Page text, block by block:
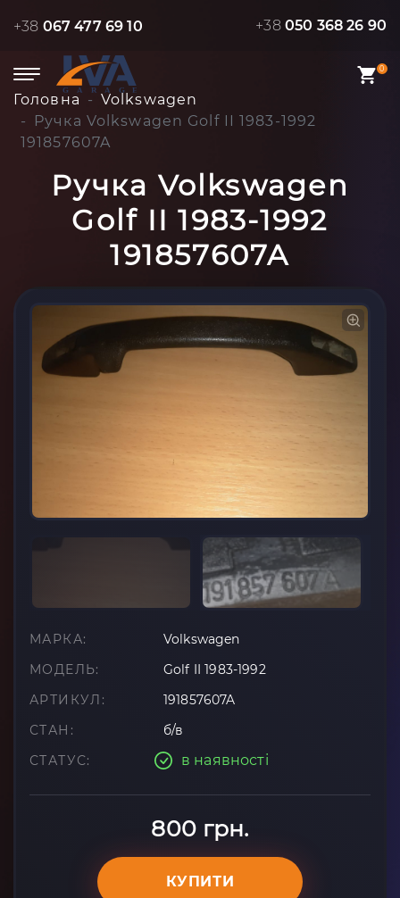
+38 067 477 69 10 +38 050 368 26 90
0
Головна
Volkswagen
Ручка Volkswagen Golf II 1983-1992
191857607A
Ручка Volkswagen
Golf II 1983-1992
191857607A
МАРКА:
Volkswagen
МОДЕЛЬ:
Golf II 1983-1992
АРТИКУЛ:
191857607A
СТАН:
б/в
СТАТУС:
в наявності
800 грн.
КУПИТИ